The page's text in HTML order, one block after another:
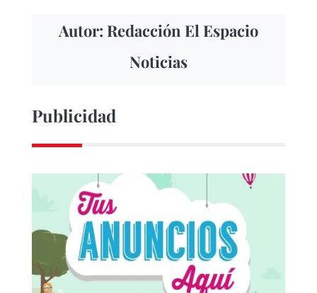
Autor: Redacción El Espacio
Noticias
Publicidad